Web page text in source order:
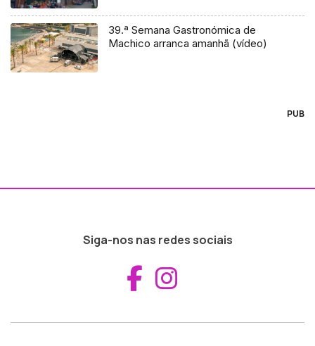
39.ª Semana Gastronómica de
Machico arranca amanhã (vídeo)
PUB
Siga-nos nas redes sociais
Aceder ao